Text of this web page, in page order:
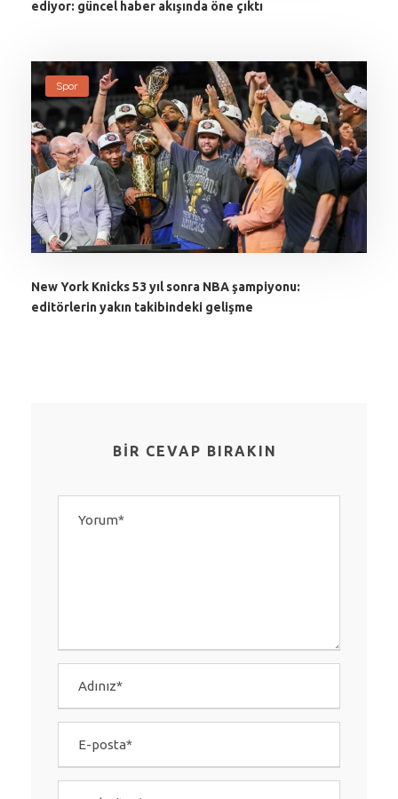
ediyor: güncel haber akışında öne çıktı
Spor
New York Knicks 53 yıl sonra NBA şampiyonu:
editörlerin yakın takibindeki gelişme
BIR CEVAP BIRAKIN